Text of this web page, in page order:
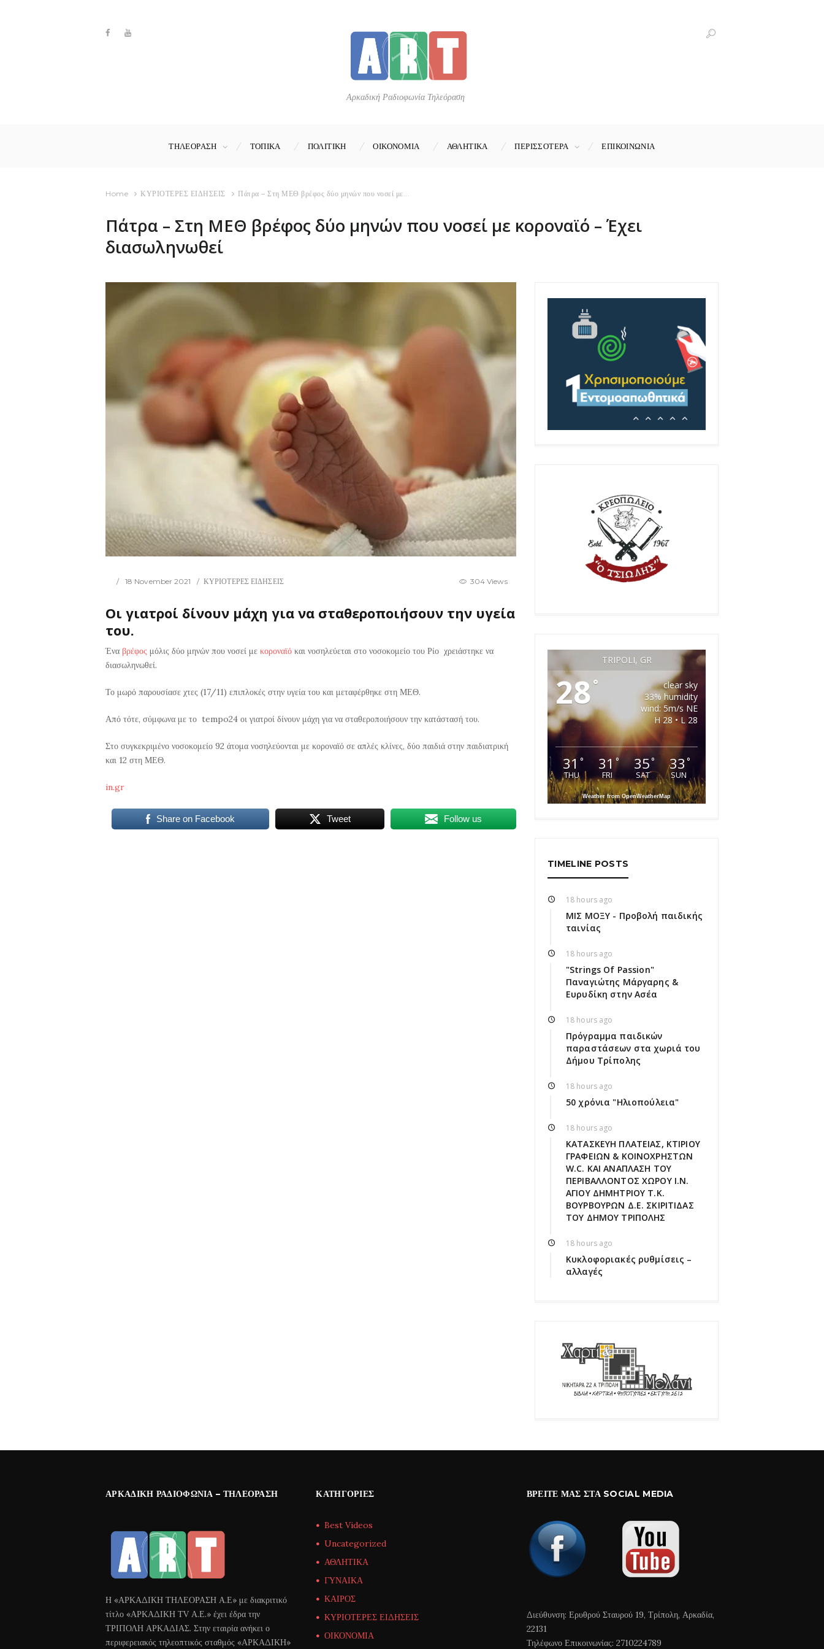
Αρκαδική Ραδιοφωνία Τηλεόραση
ΤΗΛΕΟΡΑΣΗ ΤΟΠΙΚΑ ΠΟΛΙΤΙΚΗ ΟΙΚΟΝΟΜΙΑ ΑΘΛΗΤΙΚΑ ΠΕΡΙΣΣΟΤΕΡΑ ΕΠΙΚΟΙΝΩΝΊΑ
Home ΚΥΡΙΟΤΕΡΕΣ ΕΙΔΗΣΕΙΣ Πάτρα – Στη ΜΕΘ βρέφος δύο μηνών που νοσεί με...
Πάτρα – Στη ΜΕΘ βρέφος δύο μηνών που νοσεί με κοροναϊό – Έχει
διασωληνωθεί
18 November 2021 ΚΥΡΙΟΤΕΡΕΣ ΕΙΔΗΣΕΙΣ 304 Views
Οι γιατροί δίνουν μάχη για να σταθεροποιήσουν την υγεία
του.
Ένα βρέφος μόλις δύο μηνών που νοσεί με κοροναϊό και νοσηλεύεται στο νοσοκομείο του Ρίο χρειάστηκε να
διασωληνωθεί.
Το μωρό παρουσίασε χτες (17/11) επιπλοκές στην υγεία του και μεταφέρθηκε στη ΜΕΘ.
Από τότε, σύμφωνα με το tempo24 οι γιατροί δίνουν μάχη για να σταθεροποιήσουν την κατάστασή του.
Στο συγκεκριμένο νοσοκομείο 92 άτομα νοσηλεύονται με κοροναϊό σε απλές κλίνες, δύο παιδιά στην παιδιατρική
και 12 στη ΜΕΘ.
in.gr
Share on Facebook Tweet Follow us
TRIPOLI, GR
28°
clear sky
33% humidity
wind: 5m/s NE
H 28 • L 28
31 °
THU
31°
FRI
35°
SAT
33 °
SUN
Weather from OpenWeatherMap
TIMELINE POSTS
18 hours ago
ΜΙΣ ΜΟΞΥ - Προβολή παιδικής
ταινίας
18 hours ago
"Strings Of Passion"
Παναγιώτης Μάργαρης &
Ευρυδίκη στην Ασέα
18 hours ago
Πρόγραμμα παιδικών
παραστάσεων στα χωριά του
Δήμου Τρίπολης
18 hours ago
50 χρόνια "Ηλιοπούλεια"
18 hours ago
ΚΑΤΑΣΚΕΥΗ ΠΛΑΤΕΙΑΣ, ΚΤΙΡΙΟΥ
ΓΡΑΦΕΙΩΝ & ΚΟΙΝΟΧΡΗΣΤΩΝ
W.C. ΚΑΙ ΑΝΑΠΛΑΣΗ ΤΟΥ
ΠΕΡΙΒΑΛΛΟΝΤΟΣ ΧΩΡΟΥ Ι.Ν.
ΑΓΙΟΥ ΔΗΜΗΤΡΙΟΥ Τ.Κ.
ΒΟΥΡΒΟΥΡΩΝ Δ.Ε. ΣΚΙΡΙΤΙΔΑΣ
ΤΟΥ ΔΗΜΟΥ ΤΡΙΠΟΛΗΣ
18 hours ago
Κυκλοφοριακές ρυθμίσεις –
αλλαγές
ΑΡΚΑΔΙΚΉ ΡΑΔΙΟΦΩΝΊΑ – ΤΗΛΕΌΡΑΣΗ
Η «ΑΡΚΑΔΙΚΗ ΤΗΛΕΟΡΑΣΗ Α.Ε» με διακριτικό
τίτλο «ΑΡΚΑΔΙΚΗ ΤV Α.Ε.» έχει έδρα την
ΤΡΙΠΟΛΗ ΑΡΚΑΔΙΑΣ. Στην εταιρία ανήκει ο
περιφερειακός τηλεοπτικός σταθμός «ΑΡΚΑΔΙΚΗ»
ΚΑΤΗΓΟΡΊΕΣ
Best Videos
Uncategorized
ΑΘΛΗΤΙΚΑ
ΓΥΝΑΙΚΑ
ΚΑΙΡΟΣ
ΚΥΡΙΟΤΕΡΕΣ ΕΙΔΗΣΕΙΣ
ΟΙΚΟΝΟΜΙΑ
ΒΡΕΊΤΕ ΜΑΣ ΣΤΑ SOCIAL MEDIA
Διεύθυνση: Ερυθρού Σταυρού 19, Τρίπολη, Αρκαδία,
22131
Τηλέφωνο Επικοινωνίας: 2710224789